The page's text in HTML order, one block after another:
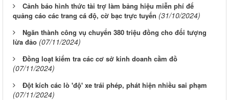
Cảnh báo hình thức tài trợ làm bảng hiệu miễn phí để
quảng cáo các trang cá độ, cờ bạc trực tuyến (31/10/2024)
Ngăn thành công vụ chuyển 380 triệu đồng cho đối tượng
lừa đảo (07/11/2024)
Đồng loạt kiểm tra các cơ sở kinh doanh cầm đồ
(07/11/2024)
Đột kích các lò 'độ' xe trái phép, phát hiện nhiều sai phạm
(07/11/2024)